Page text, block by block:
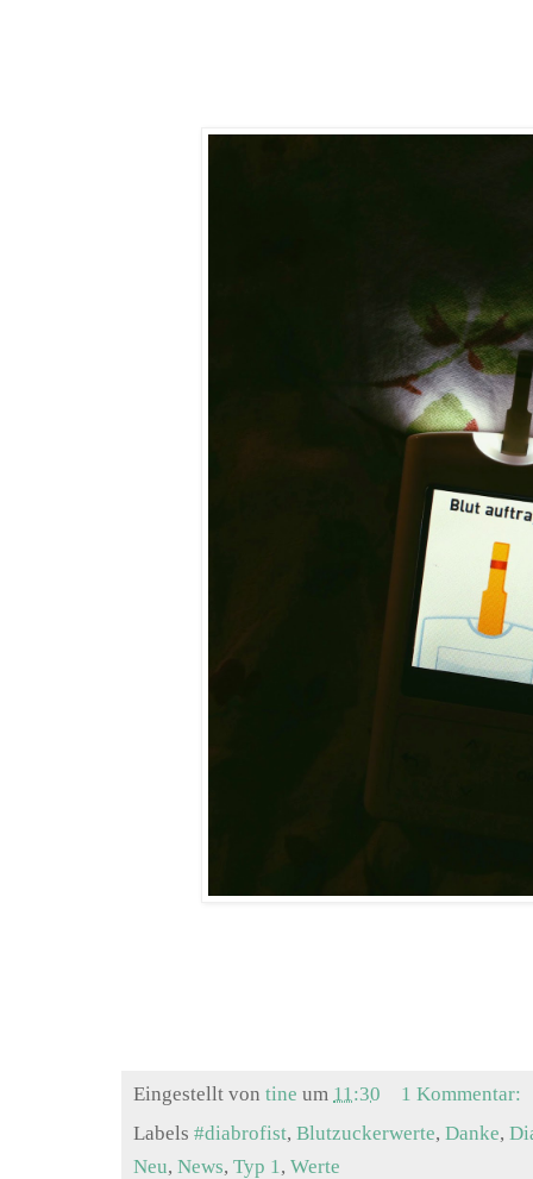
Eingestellt von tine um 11:30
1 Kommentar:
Labels #diabrofist, Blutzuckerwerte, Danke,
Neu, News, Typ 1 , Werte